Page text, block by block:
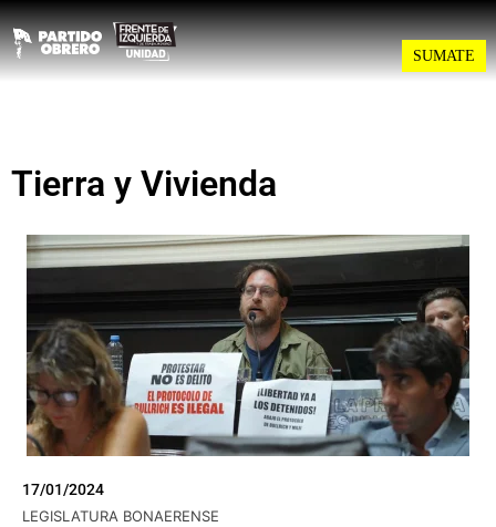
SUMATE
Tierra y Vivienda
17/01/2024
LEGISLATURA BONAERENSE